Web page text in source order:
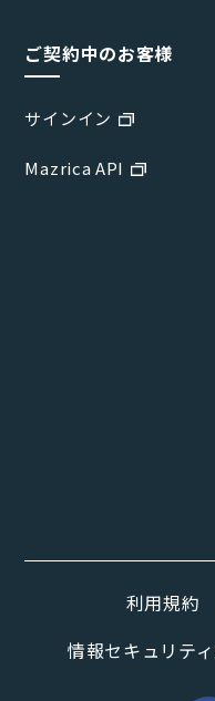
ご契約中のお客様
サインイン
Mazrica API
利用規約
情報セキュリテ